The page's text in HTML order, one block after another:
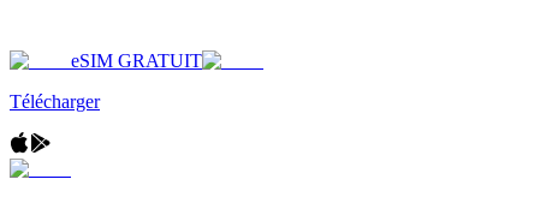
eSIM GRATUIT
Télécharger